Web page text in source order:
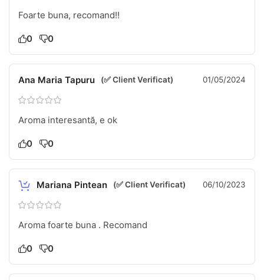
Foarte buna, recomand!!
0 0
Ana Maria Tapuru (✅ Client Verificat) 01/05/2024
Aroma interesantă, e ok
0 0
Mariana Pintean (✅ Client Verificat) 06/10/2023
Aroma foarte buna . Recomand
0 0